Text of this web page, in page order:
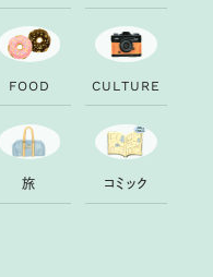
FOOD CU LTU RE
旅 コ ミ ック